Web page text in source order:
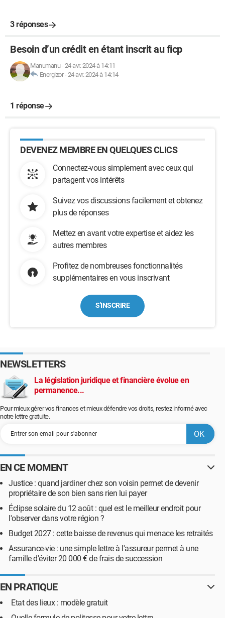
3 réponses
Besoin d’un crédit en étant inscrit au ficp
Manumanu-24 avr. 2024 à 14:11
Energizor-24 avr. 2024 à 14:14
1 réponse
DEVENEZ MEMBRE EN QUELQUES CLICS
Connectez-vous simplement avec ceux qui
partagent vos intérêts
Suivez vos discussions facilement et obtenez
plus de réponses
Mettez en avant votre expertise et aidez les
autres membres
Profitez de nombreuses fonctionnalités
supplémentaires en vous inscrivant
S'INSCRIRE
NEWSLETTERS
La législation juridique et financière évolue en
permanence...
Pour mieux gérer vos finances et mieux défendre vos droits, restez informé avec
notre lettre gratuite.
EN CE MOMENT
Justice : quand jardiner chez son voisin permet de devenir
propriétaire de son bien sans rien lui payer
Éclipse solaire du 12 août : quel est le meilleur endroit pour
l'observer dans votre région ?
Budget 2027 : cette baisse de revenus qui menace les retraités
Assurance-vie : une simple lettre à l'assureur permet à une
famille d'éviter 20 000 € de frais de succession
EN PRATIQUE
Etat des lieux : modèle gratuit